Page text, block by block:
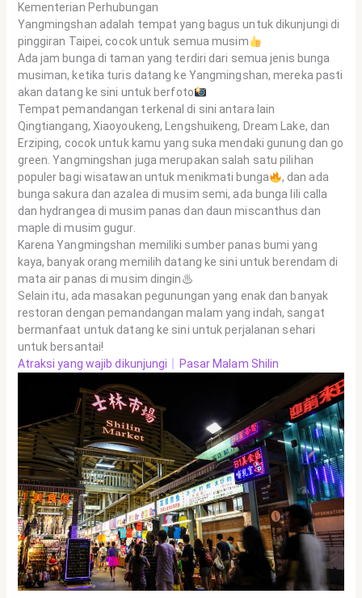
Kementerian Perhubungan
Yangmingshan adalah tempat yang bagus untuk dikunjungi di
pinggiran Taipei, cocok untuk semua musim
Ada jam bunga di taman yang terdiri dari semua jenis bunga
musiman, ketika turis datang ke Yangmingshan, mereka pasti
akan datang ke sini untuk berfoto
Tempat pemandangan terkenal di sini antara lain
Qingtiangang, Xiaoyoukeng, Lengshuikeng, Dream Lake, dan
Erziping, cocok untuk kamu yang suka mendaki gunung dan go
green. Yangmingshan juga merupakan salah satu pilihan
populer bagi wisatawan untuk menikmati bunga
, dan ada
bunga sakura dan azalea di musim semi, ada bunga lili calla
dan hydrangea di musim panas dan daun miscanthus dan
maple di musim gugur.
Karena Yangmingshan memiliki sumber panas bumi yang
kaya, banyak orang memilih datang ke sini untuk berendam di
mata air panas di musim dingin♨
Selain itu, ada masakan pegunungan yang enak dan banyak
restoran dengan pemandangan malam yang indah, sangat
bermanfaat untuk datang ke sini untuk perjalanan sehari
untuk bersantai!
Atraksi yang wajib dikunjungi｜Pasar Malam Shilin